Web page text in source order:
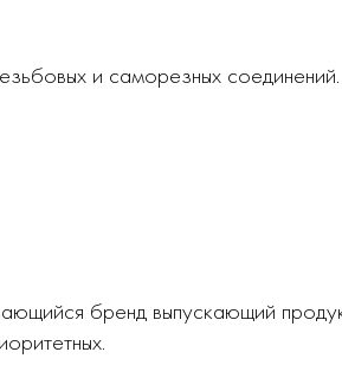
и саморезных
бренд выпускающий